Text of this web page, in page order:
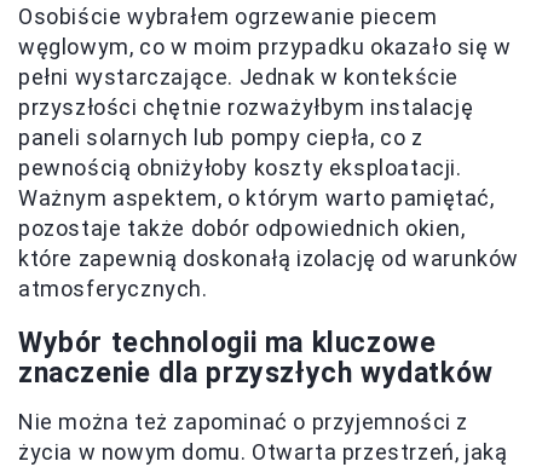
Osobiście wybrałem ogrzewanie piecem
węglowym, co w moim przypadku okazało się w
pełni wystarczające. Jednak w kontekście
przyszłości chętnie rozważyłbym instalację
paneli solarnych lub pompy ciepła, co z
pewnością obniżyłoby koszty eksploatacji.
Ważnym aspektem, o którym warto pamiętać,
pozostaje także dobór odpowiednich okien,
które zapewnią doskonałą izolację od warunków
atmosferycznych.
Wybór technologii ma kluczowe
znaczenie dla przyszłych wydatków
Nie można też zapominać o przyjemności z
życia w nowym domu. Otwarta przestrzeń, jaką